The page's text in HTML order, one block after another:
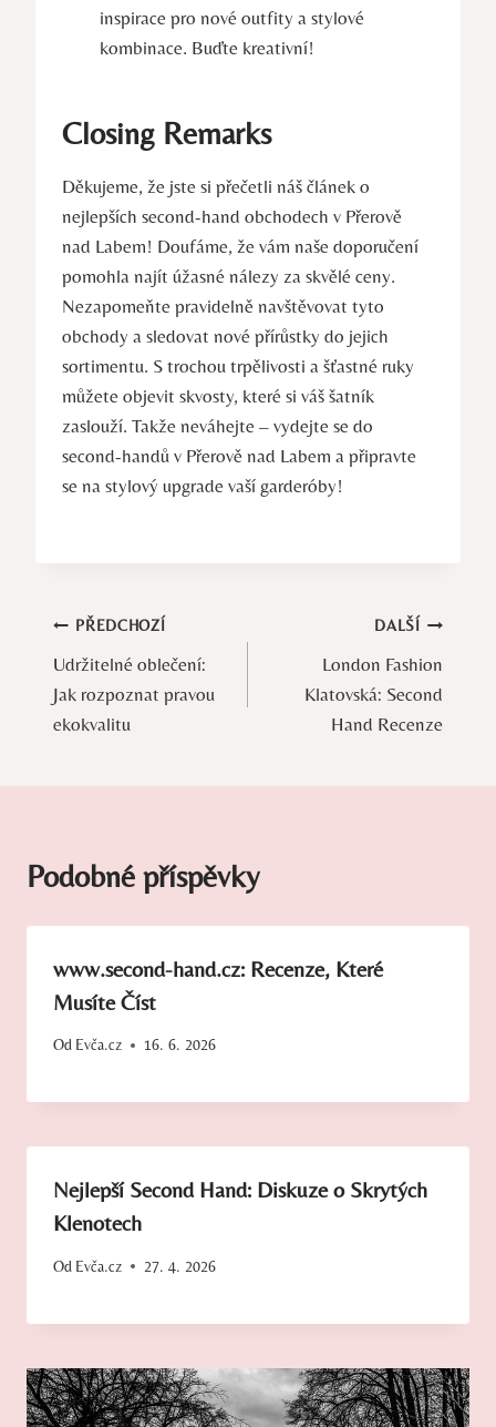
inspirace pro nové outfity a stylové
kombinace. Buďte kreativní!
Closing Remarks
Děkujeme, že jste si přečetli náš článek o
nejlepších second-hand obchodech v Přerově
nad Labem! Doufáme, že vám naše doporučení
pomohla najít úžasné nálezy za skvělé ceny.
Nezapomeňte pravidelně navštěvovat tyto
obchody a sledovat nové přírůstky do jejich
sortimentu. S trochou trpělivosti a šťastné ruky
můžete objevit skvosty, které si váš šatník
zaslouží. Takže neváhejte – vydejte se do
second-handů v Přerově nad Labem a připravte
se na stylový upgrade vaší garderóby!
Navigace
pro
příspěvek
PŘEDCHOZÍ
Udržitelné oblečení:
Jak rozpoznat pravou
ekokvalitu
DALŠÍ
London Fashion
Klatovská: Second
Hand Recenze
Podobné příspěvky
www.second-hand.cz: Recenze, Které
Musíte Číst
Od Evča.cz 16. 6. 2026
Nejlepší Second Hand: Diskuze o Skrytých
Klenotech
Od Evča.cz 27. 4. 2026